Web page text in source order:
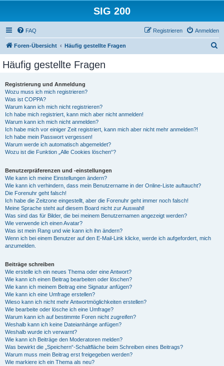
SIG 200
FAQ Anmelden
Registrieren
Foren-Übersicht Häufig gestellte Fragen
Häufig gestellte Fragen
Registrierung und Anmeldung
Wozu muss ich mich registrieren?
Was ist COPPA?
Warum kann ich mich nicht registrieren?
Ich habe mich registriert, kann mich aber nicht anmelden!
Warum kann ich mich nicht anmelden?
Ich habe mich vor einiger Zeit registriert, kann mich aber nicht mehr anmelden?!
Ich habe mein Passwort vergessen!
Warum werde ich automatisch abgemeldet?
Wozu ist die Funktion „Alle Cookies löschen“?
Benutzerpräferenzen und -einstellungen
Wie kann ich meine Einstellungen ändern?
Wie kann ich verhindern, dass mein Benutzername in der Online-Liste auftaucht?
Die Forenuhr geht falsch!
Ich habe die Zeitzone eingestellt, aber die Forenuhr geht immer noch falsch!
Meine Sprache steht auf diesem Board nicht zur Auswahl!
Was sind das für Bilder, die bei meinem Benutzernamen angezeigt werden?
Wie verwende ich einen Avatar?
Was ist mein Rang und wie kann ich ihn ändern?
Wenn ich bei einem Benutzer auf den E-Mail-Link klicke, werde ich aufgefordert, mich
anzumelden.
Beiträge schreiben
Wie erstelle ich ein neues Thema oder eine Antwort?
Wie kann ich einen Beitrag bearbeiten oder löschen?
Wie kann ich meinem Beitrag eine Signatur anfügen?
Wie kann ich eine Umfrage erstellen?
Wieso kann ich nicht mehr Antwortmöglichkeiten erstellen?
Wie bearbeite oder lösche ich eine Umfrage?
Warum kann ich auf bestimmte Foren nicht zugreifen?
Weshalb kann ich keine Dateianhänge anfügen?
Weshalb wurde ich verwarnt?
Wie kann ich Beiträge den Moderatoren melden?
Was bewirkt die „Speichern“-Schaltfläche beim Schreiben eines Beitrags?
Warum muss mein Beitrag erst freigegeben werden?
Wie markiere ich ein Thema als neu?